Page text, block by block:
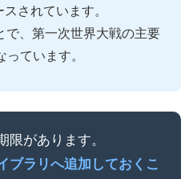
されています。
で、第一次世界大戦の主要
ています。
限があります。
ブラリへ追加しておくこ